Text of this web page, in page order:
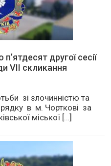
другої сесії
VІІ скликання
зі злочинністю та
в м. Чорткові за
міської […]